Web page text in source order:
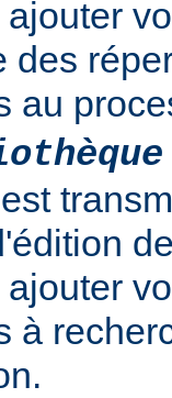
des
au
à